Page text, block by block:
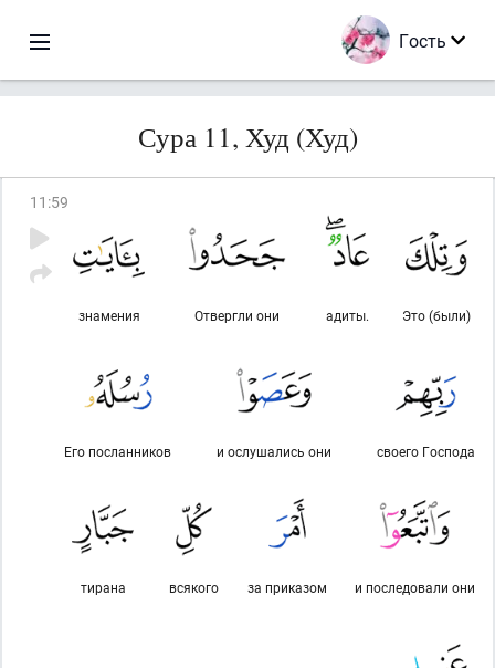
Гость
Сура 11, Худ (Худ)
11 :59
Это (были)
адиты.
Отвергли они
знамения
своего Господа
и ослушались они
Его посланников
и последовали они
за приказом
всякого
тирана